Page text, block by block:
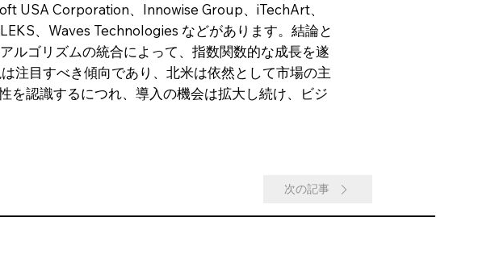
USA Corporation、Innowise Group、iTechArt、
、Waves Technologies などがあります。結論と
ルゴリズムの統合によって、指数関数的な成長を遂
注目すべき傾向であり、北米は依然として市場の主
を認識するにつれ、導入の機会は拡大し続け、ビジ
次の記事